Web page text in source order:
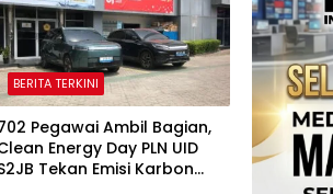
BERITA TERKINI
Pegawai Ambil Bagian,
Energy Day PLN UID
Tekan Emisi Karbon